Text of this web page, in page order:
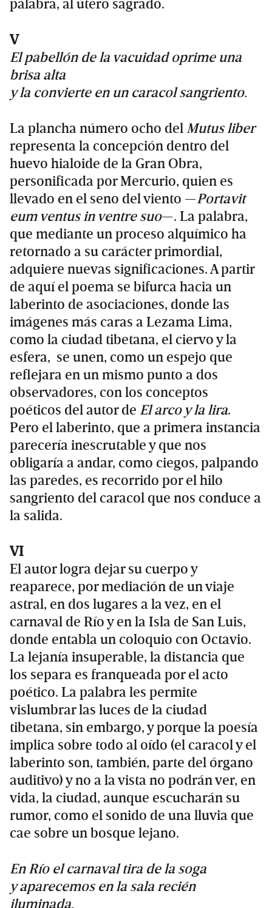
palabra, al útero sagrado.
V
El pabellón de la vacuidad oprime una
brisa alta
y la convierte en un caracol sangriento.
La plancha número ocho del Mutus liber
representa la concepción dentro del
huevo hialoide de la Gran Obra,
personificada por Mercurio, quien es
llevado en el seno del viento —Portavit
eum ventus in ventre suo—. La palabra,
que mediante un proceso alquímico ha
retornado a su carácter primordial,
adquiere nuevas significaciones. A partir
de aquí el poema se bifurca hacia un
laberinto de asociaciones, donde las
imágenes más caras a Lezama Lima,
como la ciudad tibetana, el ciervo y la
esfera, se unen, como un espejo que
reflejara en un mismo punto a dos
observadores, con los conceptos
poéticos del autor de El arco y la lira.
Pero el laberinto, que a primera instancia
parecería inescrutable y que nos
obligaría a andar, como ciegos, palpando
las paredes, es recorrido por el hilo
sangriento del caracol que nos conduce a
la salida.
VI
El autor logra dejar su cuerpo y
reaparece, por mediación de un viaje
astral, en dos lugares a la vez, en el
carnaval de Río y en la Isla de San Luis,
donde entabla un coloquio con Octavio.
La lejanía insuperable, la distancia que
los separa es franqueada por el acto
poético. La palabra les permite
vislumbrar las luces de la ciudad
tibetana, sin embargo, y porque la poesía
implica sobre todo al oído (el caracol y el
laberinto son, también, parte del órgano
auditivo) y no a la vista no podrán ver, en
vida, la ciudad, aunque escucharán su
rumor, como el sonido de una lluvia que
cae sobre un bosque lejano.
En Río el carnaval tira de la soga
y aparecemos en la sala recién